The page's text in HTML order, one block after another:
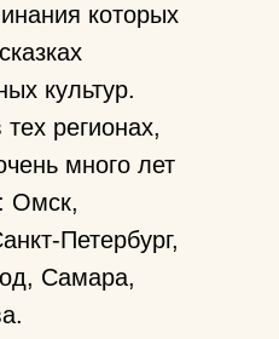
которых
культур.
регионах,
много лет
Омск,
Петербург,
Самара,